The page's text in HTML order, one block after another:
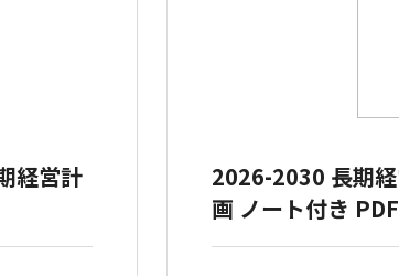
経営計
2026-2030 長期
画 ノート付き